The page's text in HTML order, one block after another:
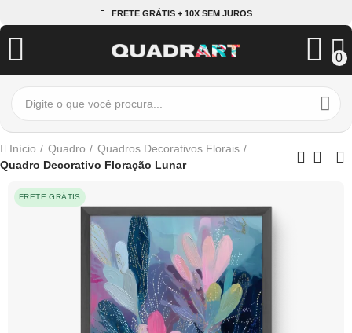
FRETE GRÁTIS + 10X SEM JUROS
0
Início Quadro
Quadros Decorativos Florais
Quadro Decorativo Floração Lunar
FRETE GRÁTIS